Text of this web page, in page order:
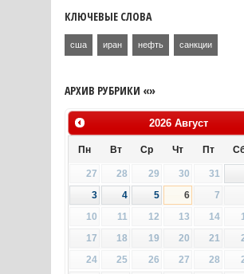
КЛЮЧЕВЫЕ СЛОВА
сша иран нефть санкции
АРХИВ РУБРИКИ «»
2026 Август
Пн Вт Ср Чт Пт
27 28 29 30 31
3
4 5 6 7
10
11 12 13 14
17
18 19 20 21
24
25 26 27 28